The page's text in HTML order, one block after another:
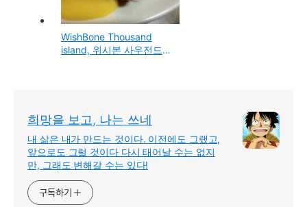
WishBone Thousand
island, 위시본 사우전드
희망을 보고, 나는 쓰네
내 삶은 내가 만드는 것이다. 이전에도 그랬고,
앞으로도 그럴 것이다 다시 태어날 수는 없지
만, 그래도 변해갈 수는 있다!
구독하기